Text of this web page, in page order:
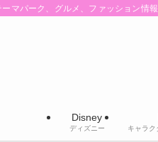
マパーク、グルメ、ファッション情
Disney
ディズニー キャラク